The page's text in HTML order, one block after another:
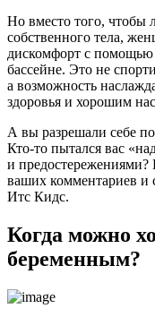
Но вместо того, чтобы
собственного тела,
дискомфорт с помощью
бассейне. Это не
а возможность
здоровья и хорошим
А вы разрешали себе
Кто-то пытался вас
и
ваших комментариев и
Итс Кидс.
Когда можно
беременным?